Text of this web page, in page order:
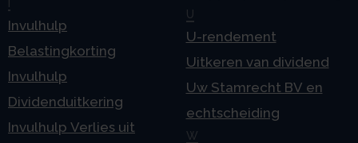
Invulhulp
Belastingkorting
Invulhulp
Dividenduitkering
Invulhulp Verlies uit
U
U-rendement
Uitkeren van dividend
Uw Stamrecht BV en
echtscheiding
W